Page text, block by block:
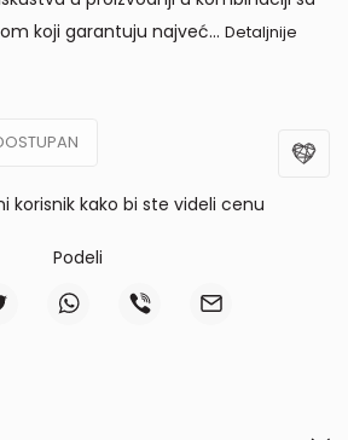
koji garantuju najveć... Detaljnije
korisnik kako bi ste videli cenu
Podeli